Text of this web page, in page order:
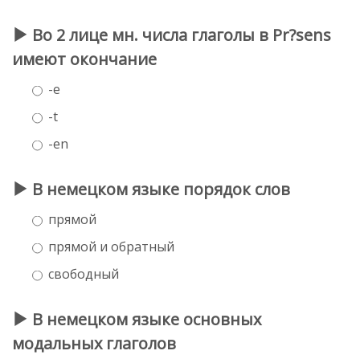
Во 2 лице мн. числа глаголы в Pr?sens
имеют окончание
-e
-t
-en
В немецком языке порядок слов
прямой
прямой и обратный
свободный
В немецком языке основных
модальных глаголов